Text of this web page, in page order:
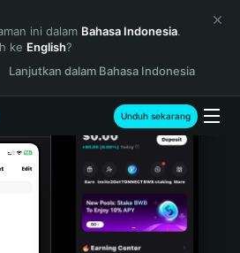
ini dalam Bahasa Indonesia.
ke English?
Lanjutkan dalam Bahasa Indonesia
Unduh sekarang